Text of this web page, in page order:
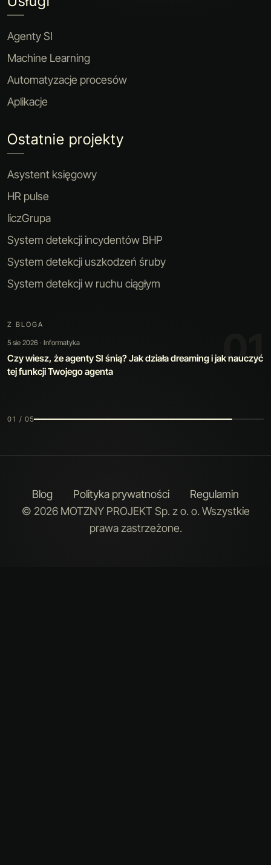
Agenty SI
Machine Learning
Automatyzacje procesów
Aplikacje
Ostatnie projekty
Asystent księgowy
HR pulse
liczGrupa
System detekcji incydentów BHP
System detekcji uszkodzeń śruby
System detekcji w ruchu ciągłym
Z BLOGA 02
30 lip 2026 · Sztuczna inteligencja
Kiedy automatyzacja jest warta swojej ceny: jak zbudowaliśmy
narzędzie, które poprawia samo siebie
02 / 05
Blog Polityka prywatności
Regulamin
© 2026 MOTZNY PROJEKT Sp. z o. o. Wszystkie
prawa zastrzeżone.